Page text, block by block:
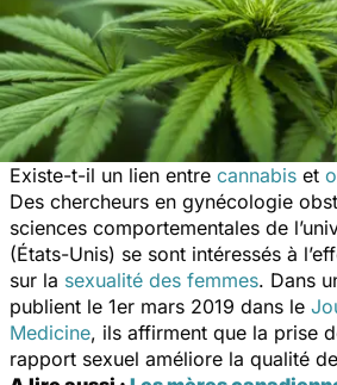
Existe-t-il un lien entre cannabis et
Des chercheurs en gynécologie
sciences comportementales de
(États-Unis) se sont intéressés à
sur la sexualité des femmes. Dans
publient le 1er mars 2019 dans le
Medicine, ils affirment que la prise
rapport sexuel améliore la qualité